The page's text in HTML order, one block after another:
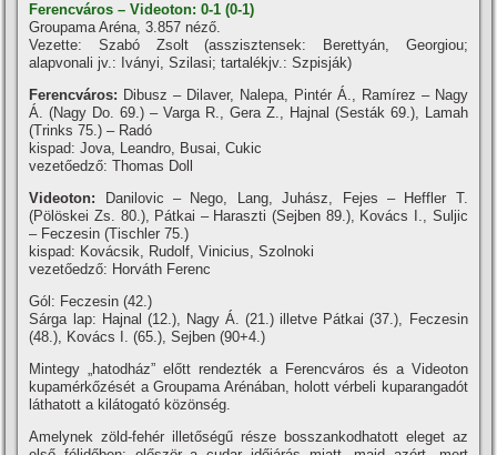
Ferencváros – Videoton: 0-1 (0-1)
Groupama Aréna, 3.857 néző.
Vezette: Szabó Zsolt (asszisztensek: Berettyán, Georgiou;
alapvonali jv.: Iványi, Szilasi; tartalékjv.: Szpisják)
Ferencváros: Dibusz – Dilaver, Nalepa, Pintér Á., Ramí­rez – Nagy
Á. (Nagy Do. 69.) – Varga R., Gera Z., Hajnal (Sesták 69.), Lamah
(Trinks 75.) – Radó
kispad: Jova, Leandro, Busai, Cukic
vezetőedző: Thomas Doll
Videoton: Danilovic – Nego, Lang, Juhász, Fejes – Heffler T.
(Pölöskei Zs. 80.), Pátkai – Haraszti (Sejben 89.), Kovács I., Suljic
– Feczesin (Tischler 75.)
kispad: Kovácsik, Rudolf, Vinicius, Szolnoki
vezetőedző: Horváth Ferenc
Gól: Feczesin (42.)
Sárga lap: Hajnal (12.), Nagy Á. (21.) illetve Pátkai (37.), Feczesin
(48.), Kovács I. (65.), Sejben (90+4.)
Mintegy „hatodház” előtt rendezték a Ferencváros és a Videoton
kupamérkőzését a Groupama Arénában, holott vérbeli kuparangadót
láthatott a kilátogató közönség.
Amelynek zöld-fehér illetőségű része bosszankodhatott eleget az